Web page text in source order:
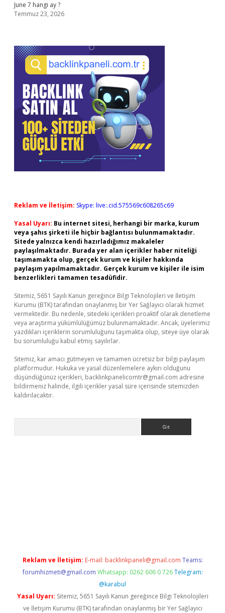
June 7 hangi ay ?
Temmuz 23, 2026
Reklam ve İletişim: Skype: live:.cid.575569c608265c69
Yasal Uyarı: Bu internet sitesi, herhangi bir marka, kurum
veya şahıs şirketi ile hiçbir bağlantısı bulunmamaktadır.
Sitede yalnızca kendi hazırladığımız makaleler
paylaşılmaktadır. Burada yer alan içerikler haber niteliği
taşımamakta olup, gerçek kurum ve kişiler hakkında
paylaşım yapılmamaktadır. Gerçek kurum ve kişiler ile isim
benzerlikleri tamamen tesadüfidir.
Sitemiz, 5651 Sayılı Kanun gereğince Bilgi Teknolojileri ve İletişim
Kurumu (BTK) tarafından onaylanmış bir Yer Sağlayıcı olarak hizmet
vermektedir. Bu nedenle, sitedeki içerikleri proaktif olarak denetleme
veya araştırma yükümlülüğümüz bulunmamaktadır. Ancak, üyelerimiz
yazdıkları içeriklerin sorumluluğunu taşımakta olup, siteye üye olarak
bu sorumluluğu kabul etmiş sayılırlar.
Sitemiz, kar amacı gütmeyen ve tamamen ücretsiz bir bilgi paylaşım
platformudur. Hukuka ve yasal düzenlemelere aykırı olduğunu
düşündüğünüz içerikleri, backlinkpanelicomtr@gmail.com adresine
bildirmeniz halinde, ilgili içerikler yasal süre içerisinde sitemizden
kaldırılacaktır.
Reklam ve İletişim: E-mail: backlinkpaneli@gmail.com Teams:
forumhizmeti@gmail.com Whatsapp: 0262 606 0 726 Telegram:
@karabul
Yasal Uyarı: Sitemiz, 5651 Sayılı Kanun gereğince Bilgi Teknolojileri
ve İletişim Kurumu (BTK) tarafından onaylanmış bir Yer Sağlayıcı